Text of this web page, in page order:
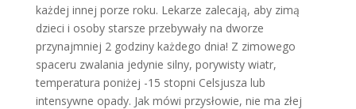
każdej innej porze roku. Lekarze zalecają, aby zimą
dzieci i osoby starsze przebywały na dworze
przynajmniej 2 godziny każdego dnia! Z zimowego
spaceru zwalania jedynie silny, porywisty wiatr,
temperatura poniżej -15 stopni Celsjusza lub
intensywne opady. Jak mówi przysłowie, nie ma złej